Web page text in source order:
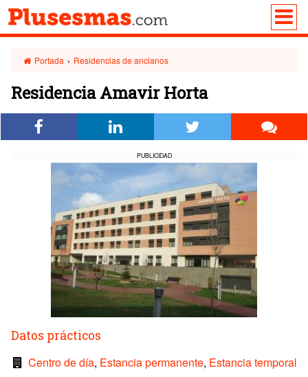
Portada › Residencias de ancianos
Residencia Amavir Horta
PUBLICIDAD
Datos prácticos
Centro de día, Estancia permanente, Estancia temporal